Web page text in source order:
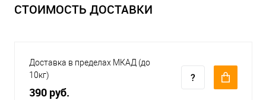
СТОИМОСТЬ ДОСТАВКИ
Доставка в пределах МКАД (до
10кг)
390 руб.